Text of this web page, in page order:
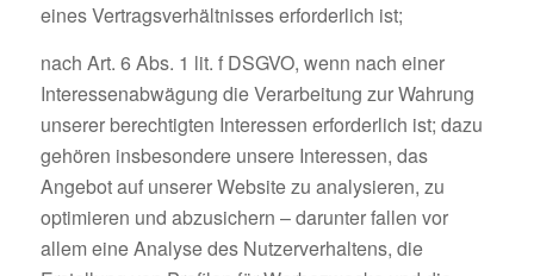
eines Vertragsverhältnisses erforderlich ist;
nach Art. 6 Abs. 1 lit. f DSGVO, wenn nach einer
Interessenabwägung die Verarbeitung zur Wahrung
unserer berechtigten Interessen erforderlich ist; dazu
gehören insbesondere unsere Interessen, das
Angebot auf unserer Website zu analysieren, zu
optimieren und abzusichern – darunter fallen vor
allem eine Analyse des Nutzerverhaltens, die